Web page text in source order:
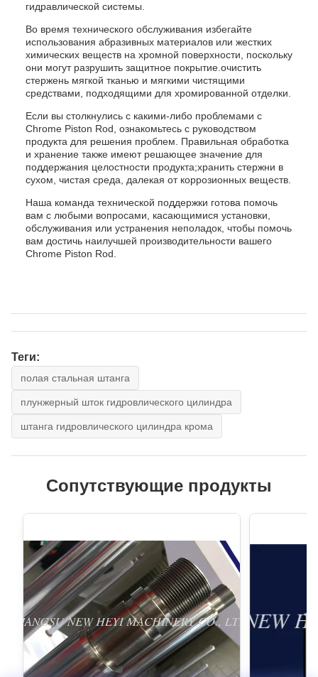
гидравлической системы.
Во время технического обслуживания избегайте
использования абразивных материалов или жестких
химических веществ на хромной поверхности, поскольку
они могут разрушить защитное покрытие.очистить
стержень мягкой тканью и мягкими чистящими
средствами, подходящими для хромированной отделки.
Если вы столкнулись с какими-либо проблемами с
Chrome Piston Rod, ознакомьтесь с руководством
продукта для решения проблем. Правильная обработка
и хранение также имеют решающее значение для
поддержания целостности продукта;хранить стержни в
сухом, чистая среда, далекая от коррозионных веществ.
Наша команда технической поддержки готова помочь
вам с любыми вопросами, касающимися установки,
обслуживания или устранения неполадок, чтобы помочь
вам достичь наилучшей производительности вашего
Chrome Piston Rod.
Теги:
полая стальная штанга
плунжерный шток гидровлического цилиндра
штанга гидровлического цилиндра крома
Сопутствующие продукты